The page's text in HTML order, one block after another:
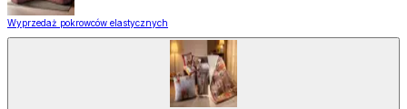
Wyprzedaż pokrowców elastycznych